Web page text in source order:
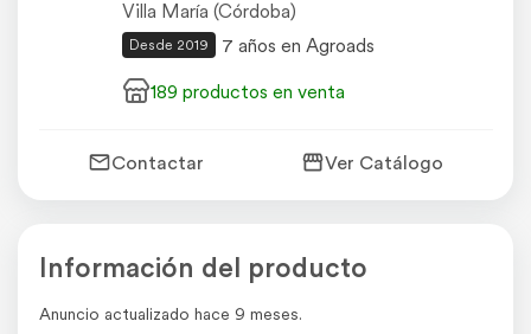
Villa María (Córdoba)
Desde 2019
7 años en Agroads
189 productos en venta
Contactar Ver Catálogo
Información del producto
Anuncio actualizado hace 9 meses.